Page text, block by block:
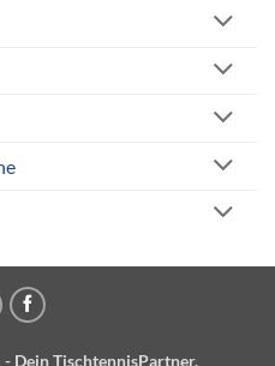
- Dein TischtennisPartner.